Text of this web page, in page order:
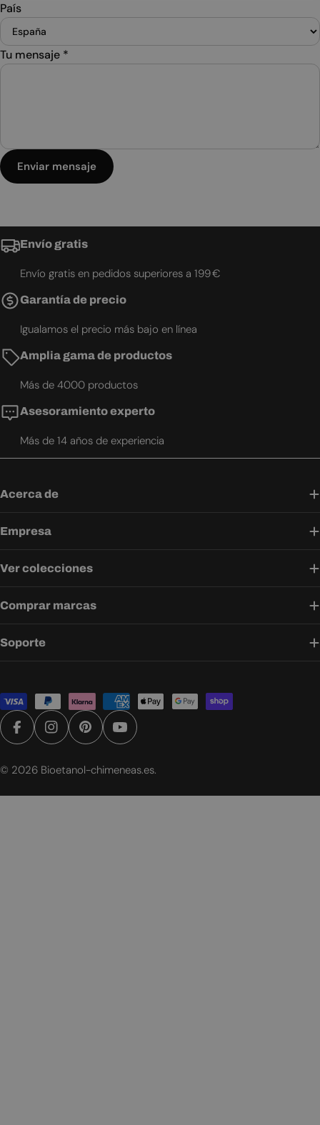
País
Tu mensaje *
Enviar mensaje
Envío gratis
Envío gratis en pedidos superiores a 199 €
Garantía de precio
Igualamos el precio más bajo en línea
Amplia gama de productos
Más de 4000 productos
Asesoramiento experto
Más de 14 años de experiencia
Acerca de
Empresa
Ver colecciones
Comprar marcas
Soporte
Métodos
de
pagoFacebookInstagramPinterestYouTube
© 2026 Bioetanol-chimeneas.es.